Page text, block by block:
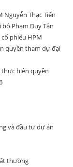
Nguyễn Thạc Tiến
Phạm Duy Tân
phiếu HPM
quyền tham dự đại
thực hiện quyền
và đầu tư dự án
thường